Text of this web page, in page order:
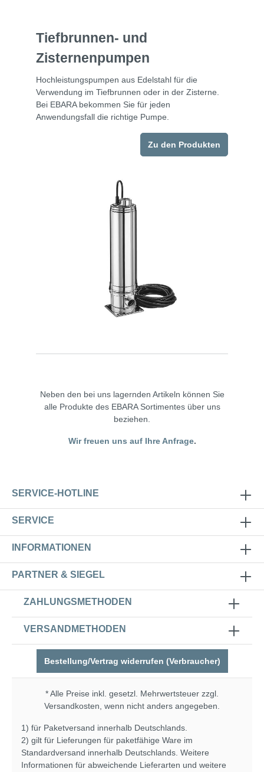
Tiefbrunnen- und
Zisternenpumpen
Hochleistungspumpen aus Edelstahl für die
Verwendung im Tiefbrunnen oder in der Zisterne.
Bei EBARA bekommen Sie für jeden
Anwendungsfall die richtige Pumpe.
Zu den Produkten
Neben den bei uns lagernden Artikeln können Sie
alle Produkte des EBARA Sortimentes über uns
beziehen.
Wir freuen uns auf Ihre Anfrage.
SERVICE-HOTLINE
SERVICE
INFORMATIONEN
PARTNER & SIEGEL
ZAHLUNGSMETHODEN
VERSANDMETHODEN
Bestellung/Vertrag widerrufen (Verbraucher)
* Alle Preise inkl. gesetzl. Mehrwertsteuer zzgl.
Versandkosten , wenn nicht anders angegeben.
1) für Paketversand innerhalb Deutschlands.
2) gilt für Lieferungen für paketfähige Ware im
Standardversand innerhalb Deutschlands. Weitere
Informationen für abweichende Lieferarten und weitere